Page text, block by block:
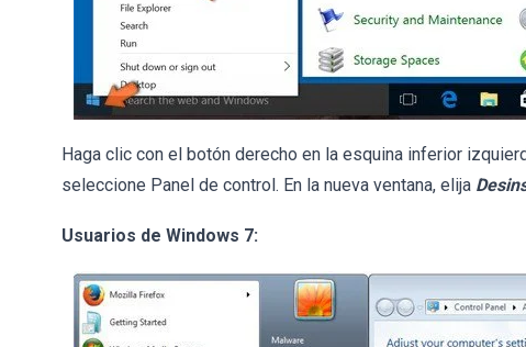
Haga clic con el botón derecho en la esquina inferior
seleccione Panel de control. En la nueva ventana, elija
Usuarios de Windows 7: